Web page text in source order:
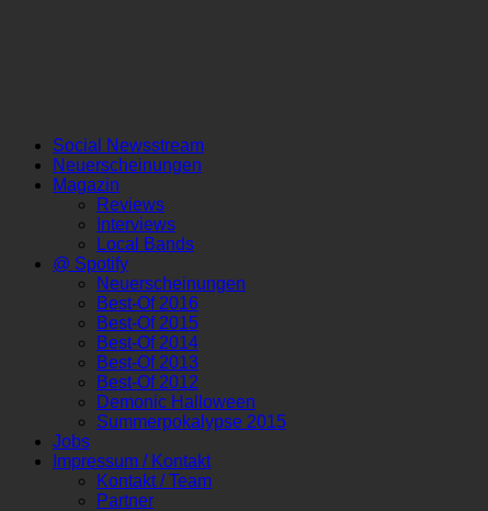
Social Newsstream
Neuerscheinungen
Magazin
Reviews
Interviews
Local Bands
@ Spotify
Neuerscheinungen
Best-Of 2016
Best-Of 2015
Best-Of 2014
Best-Of 2013
Best-Of 2012
Demonic Halloween
Summerpokalypse 2015
Jobs
Impressum / Kontakt
Kontakt / Team
Partner